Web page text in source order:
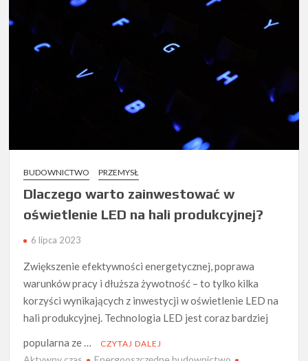
BUDOWNICTWO PRZEMYSŁ
Dlaczego warto zainwestować w
oświetlenie LED na hali produkcyjnej?
6 lipca 2023
Zwiększenie efektywności energetycznej, poprawa
warunków pracy i dłuższa żywotność – to tylko kilka
korzyści wynikających z inwestycji w oświetlenie LED na
hali produkcyjnej. Technologia LED jest coraz bardziej
popularna ze …
CZYTAJ DALEJ